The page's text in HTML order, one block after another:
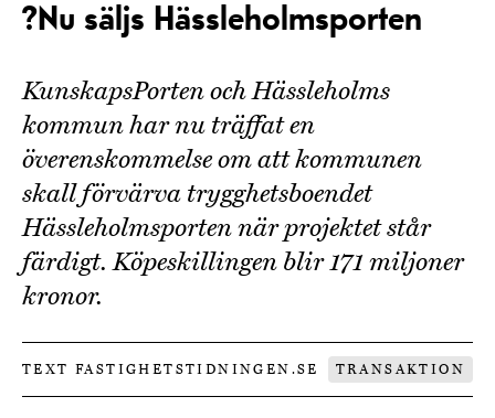
?Nu säljs Hässleholmsporten
KunskapsPorten och Hässleholms
kommun har nu träffat en
överenskommelse om att kommunen
skall förvärva trygghetsboendet
Hässleholmsporten när projektet står
färdigt. Köpeskillingen blir 171 miljoner
kronor.
TEXT FASTIGHETSTIDNINGEN.SE TRANSAKTION